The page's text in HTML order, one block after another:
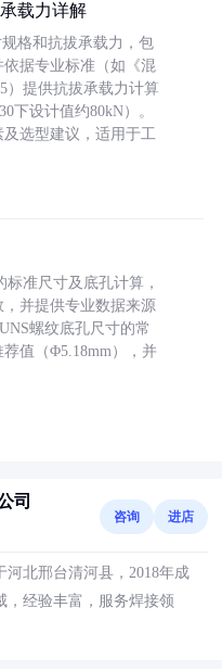
载力详解
格和抗拔承载力，包
据专业标准（如《混
）提供抗拔承载力计算
下设计值约80kN）。
选型建议，适用于工
准尺寸及底孔计算，
并提供专业数据来源
螺纹底孔尺寸的常
值（Φ5.18mm），并
司
咨询 进店
北邢台清河县，2018年成
，经验丰富，服务焊接领